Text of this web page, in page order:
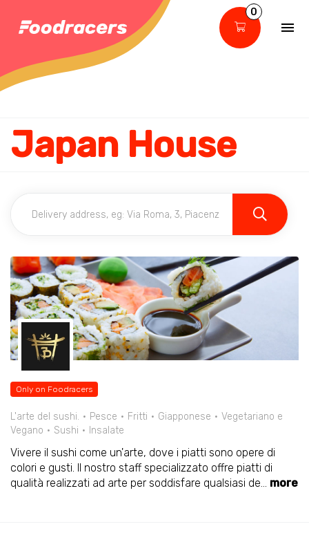
0
Japan House
Only on Foodracers
L'arte del sushi. Pesce Fritti Giapponese
Vegetariano e
Vegano
Sushi Insalate
Vivere il sushi come un'arte, dove i piatti sono opere di
colori e gusti. Il nostro staff specializzato offre piatti di
qualità realizzati ad arte per soddisfare qualsiasi de... more